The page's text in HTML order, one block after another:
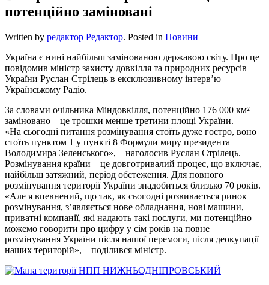
потенційно заміновані
Written by редактор Редактор. Posted in Новини
Україна є нині найбільш замінованою державою світу. Про це
повідомив міністр захисту довкілля та природних ресурсів
України Руслан Стрілець в ексклюзивному інтерв’ю
Українському Радіо.
За словами очільника Міндовкілля, потенційно 176 000 км²
заміновано – це трошки менше третини площі України.
«На сьогодні питання розмінування стоїть дуже гостро, воно
стоїть пунктом 1 у пункті 8 Формули миру президента
Володимира Зеленського», – наголосив Руслан Стрілець.
Розмінування країни – це довготривалий процес, що включає,
найбільш затяжний, період обстеження. Для повного
розмінування території України знадобиться близько 70 років.
«Але я впевнений, що так, як сьогодні розвивається ринок
розмінування, з’являється нове обладнання, нові машини,
приватні компанії, які надають такі послуги, ми потенційно
можемо говорити про цифру у сім років на повне
розмінування України після нашої перемоги, після деокупації
наших територій», – поділився міністр.